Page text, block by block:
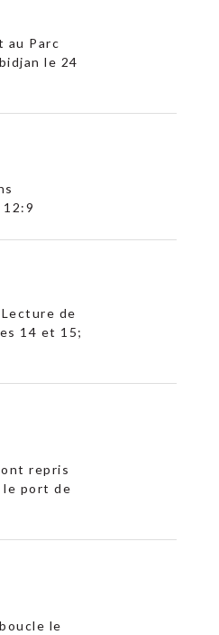
au Parc
le 24
12:9
de
14 et 15;
repris
port de
le